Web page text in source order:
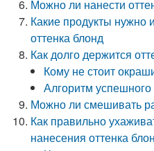
Можно ли нанести
Какие продукты нужно
оттенка блонд
Как долго держится
Кому не стоит
Алгоритм
Можно ли смешивать
Как правильно
нанесения оттенка